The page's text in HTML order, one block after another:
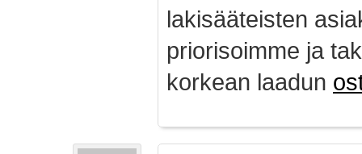
lakisääteisten
priorisoimme ja
korkean laadun